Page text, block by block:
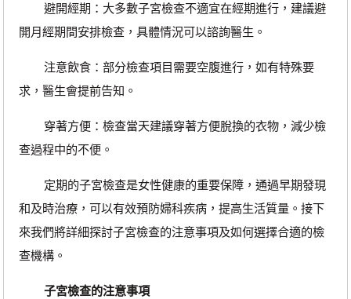
避開經期：大多數子宮檢查不適宜在經期進行，建議避
開月經期間安排檢查，具體情況可以諮詢醫生。
注意飲食：部分檢查項目需要空腹進行，如有特殊要
求，醫生會提前告知。
穿著方便：檢查當天建議穿著方便脫換的衣物，減少檢
查過程中的不便。
定期的子宮檢查是女性健康的重要保障，通過早期發現
和及時治療，可以有效預防婦科疾病，提高生活質量。接下
來我們將詳細探討子宮檢查的注意事項及如何選擇合適的檢
查機構。
子宮檢查的注意事項